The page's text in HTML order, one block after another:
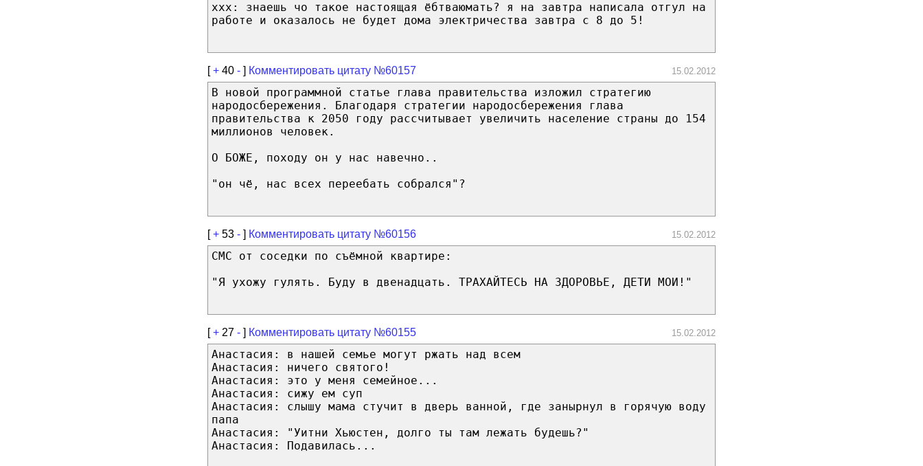
xxx: знаешь чо такое настоящая ёбтваюмать? я на завтра написала отгул на
работе и оказалось не будет дома электричества завтра с 8 до 5!
[+ 40 - ] Комментировать цитату №60157 15.02.2012
В новой программной статье глава правительства изложил стратегию
народосбережения. Благодаря стратегии народосбережения глава
правительства к 2050 году рассчитывает увеличить население страны до 154
миллионов человек.
О БОЖЕ, походу он у нас навечно..
"он чё, нас всех переебать собрался"?
[+ 53 - ] Комментировать цитату №60156 15.02.2012
СМС от соседки по съёмной квартире:
"Я ухожу гулять. Буду в двенадцать. ТРАХАЙТЕСЬ НА ЗДОРОВЬЕ, ДЕТИ МОИ!"
[+ 27 - ] Комментировать цитату №60155 15.02.2012
Анастасия: в нашей семье могут ржать над всем
Анастасия: ничего святого!
Анастасия: это у меня семейное...
Анастасия: сижу ем суп
Анастасия: слышу мама стучит в дверь ванной, где занырнул в горячую воду
папа
Анастасия: "Уитни Хьюстен, долго ты там лежать будешь?"
Анастасия: Подавилась...